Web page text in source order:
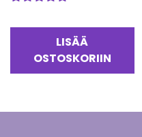
LISÄÄ
OSTOSKORIIN